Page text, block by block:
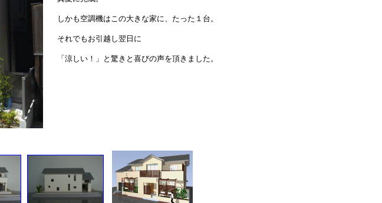
しかも空調機はこの大きな家に、たった１台。
それでもお引越し翌日に
「涼しい！」と驚きと喜びの声を頂きました。